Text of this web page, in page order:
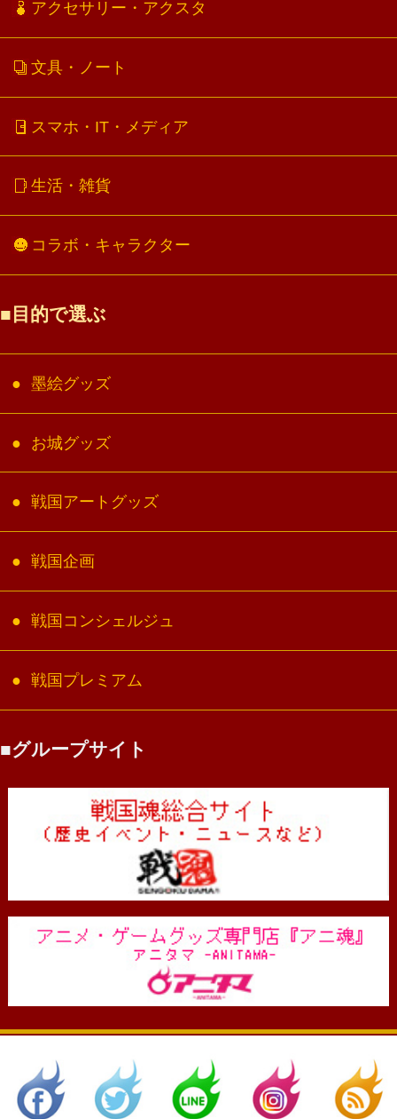
アクセサリー・アクスタ
文具・ノート
スマホ・IT・メディア
生活・雑貨
コラボ・キャラクター
目的で選ぶ
墨絵グッズ
お城グッズ
戦国アートグッズ
戦国企画
戦国コンシェルジュ
戦国プレミアム
グループサイト